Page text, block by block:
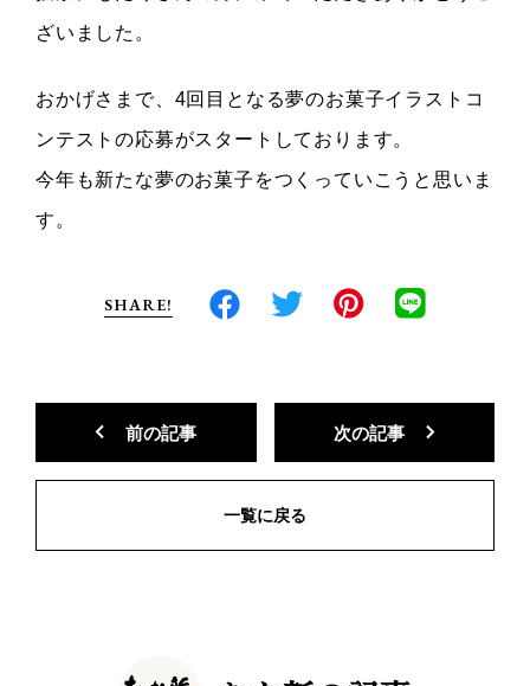
ざいました。
おかげさまで、4回目となる夢のお菓子イラストコ
ンテストの応募がスタートしております。
今年も新たな夢のお菓子をつくっていこうと思いま
す。
SHARE!
前の記事
一覧に戻る
次の記事